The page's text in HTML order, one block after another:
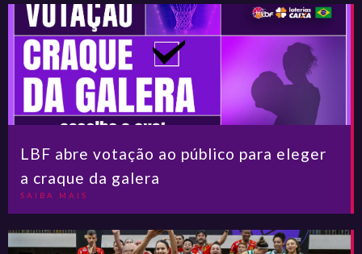
LBF abre votação ao público para eleger
a craque da galera
SAIBA MAIS